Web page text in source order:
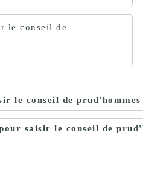
le conseil de
le conseil de prud'hommes
saisir le conseil de